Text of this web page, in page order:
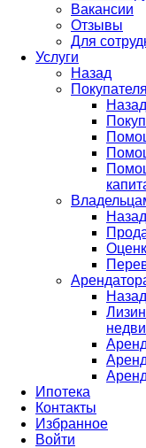
Вакансии
Отзывы
Для
Услуги
Назад
Назад
Назад
Назад
Ипотека
Контакты
Избранное
Войти